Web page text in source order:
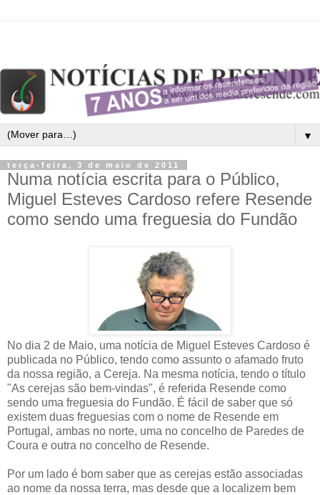
▼
terça-feira, 3 de maio de 2011
Numa notícia escrita para o Público,
Miguel Esteves Cardoso refere Resende
como sendo uma freguesia do Fundão
No dia 2 de Maio, uma notícia de Miguel Esteves Cardoso é
publicada no Público, tendo como assunto o afamado fruto
da nossa região, a Cereja. Na mesma notícia, tendo o título
"As cerejas são bem-vindas", é referida Resende como
sendo uma freguesia do Fundão. É fácil de saber que só
existem duas freguesias com o nome de Resende em
Portugal, ambas no norte, uma no concelho de Paredes de
Coura e outra no concelho de Resende.
Por um lado é bom saber que as cerejas estão associadas
ao nome da nossa terra, mas desde que a localizem bem